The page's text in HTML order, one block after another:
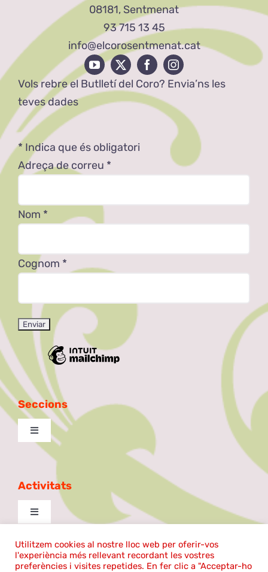
08181, Sentmenat
93 715 13 45
info@elcorosentmenat.cat
Vols rebre el Butlletí del Coro? Envia’ns les
teves dades
* Indica que és obligatori
Adreça de correu *
Nom *
Cognom *
Seccions
Toggle
Navigation
Excursionista
Taula de Debat
La Patilla
Activitats
Toggle
Navigation
cantem
©2026 | El Coro Sentmenat | Tots els drets reservats |
Utilitzem cookies al nostre lloc web per oferir-vos
l'experiència més rellevant recordant les vostres
preferències i visites repetides. En fer clic a "Acceptar-ho